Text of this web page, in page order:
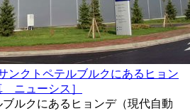
ンクトペテルブルクにあるヒョン
ニューシス］
ルクにあるヒョンデ（現代自動